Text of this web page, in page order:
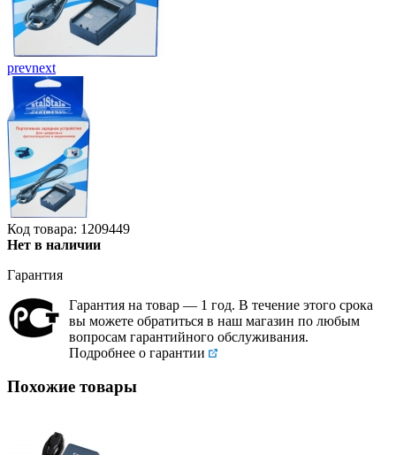
prevnext
Код товара: 1209449
Нет в наличии
Гарантия
Гарантия на товар — 1 год. В течение этого срока
вы можете обратиться в наш магазин по любым
вопросам гарантийного обслуживания.
Подробнее о гарантии
Похожие товары